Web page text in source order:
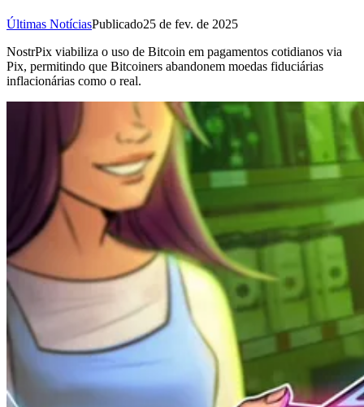
Últimas NotíciasPublicado25 de fev. de 2025
NostrPix viabiliza o uso de Bitcoin em pagamentos cotidianos via
Pix, permitindo que Bitcoiners abandonem moedas fiduciárias
inflacionárias como o real.